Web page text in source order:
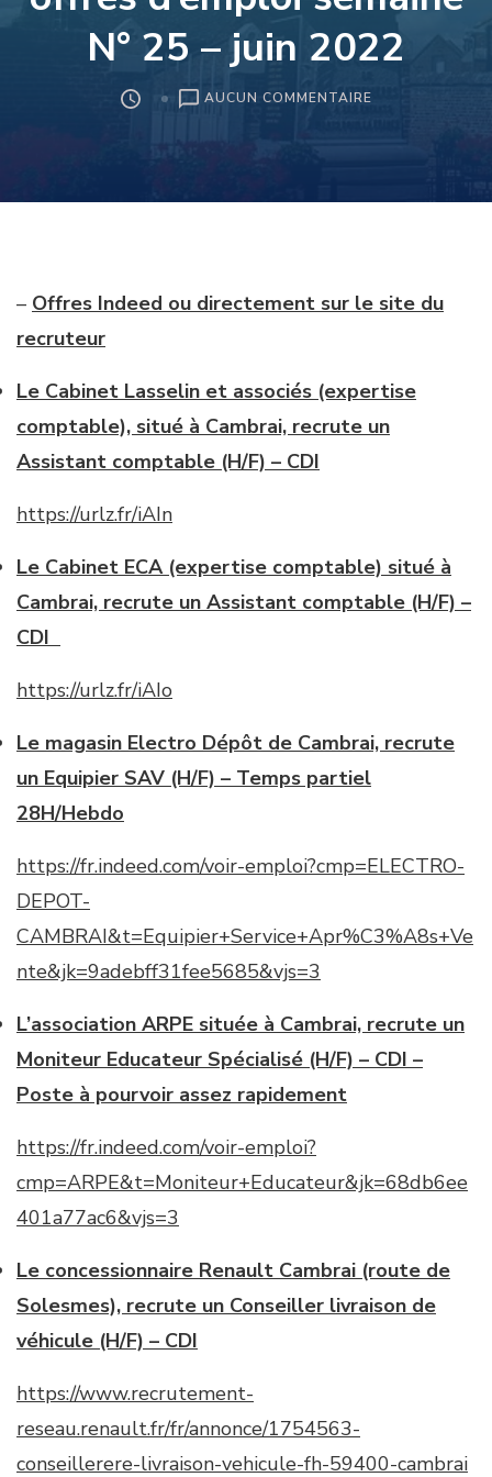
N° 25 – juin 2022
AUCUN COMMENTAIRESUR
–
– Offres Indeed ou directement sur le site du
recruteur
Le Cabinet Lasselin et associés (expertise
comptable), situé à Cambrai, recrute un
Assistant comptable (H/F) – CDI
https://urlz.fr/iAIn
Le Cabinet ECA (expertise comptable) situé à
Cambrai, recrute un Assistant comptable (H/F) –
CDI
https://urlz.fr/iAIo
Le magasin Electro Dépôt de Cambrai, recrute
un Equipier SAV (H/F) – Temps partiel
28H/Hebdo
https://fr.indeed.com/voir-emploi?cmp=ELECTRO-
DEPOT-
CAMBRAI&t=Equipier+Service+Apr%C3%A8s+Ve
nte&jk=9adebff31fee5685&vjs=3
L’association ARPE située à Cambrai, recrute un
Moniteur Educateur Spécialisé (H/F) – CDI –
Poste à pourvoir assez rapidement
https://fr.indeed.com/voir-emploi?
cmp=ARPE&t=Moniteur+Educateur&jk=68db6ee
401a77ac6&vjs=3
Le concessionnaire Renault Cambrai (route de
Solesmes), recrute un Conseiller livraison de
véhicule (H/F) – CDI
https://www.recrutement-
reseau.renault.fr/fr/annonce/1754563-
conseillerere-livraison-vehicule-fh-59400-cambrai